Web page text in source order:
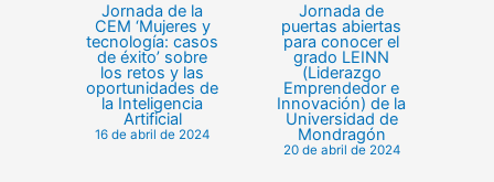
Jornada de la
CEM ‘Mujeres y
tecnología: casos
de éxito’ sobre
los retos y las
oportunidades de
la Inteligencia
Artificial
16 de abril de 2024
Jornada de
puertas abiertas
para conocer el
grado LEINN
(Liderazgo
Emprendedor e
Innovación) de la
Universidad de
Mondragón
20 de abril de 2024